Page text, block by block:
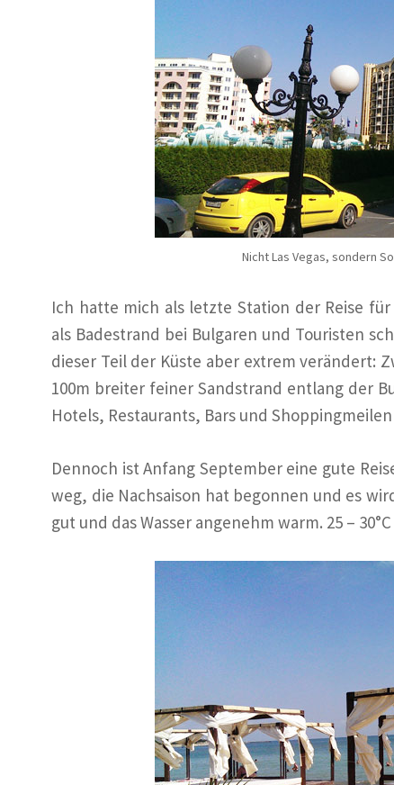
Nicht Las Vegas, sondern
Ich hatte mich als letzte Station der Reise
als Badestrand bei Bulgaren und Touristen
dieser Teil der Küste aber extrem verändert:
100m breiter feiner Sandstrand entlang der
Hotels, Restaurants, Bars und
Dennoch ist Anfang September eine gute
weg, die Nachsaison hat begonnen und es
gut und das Wasser angenehm warm. 25 –